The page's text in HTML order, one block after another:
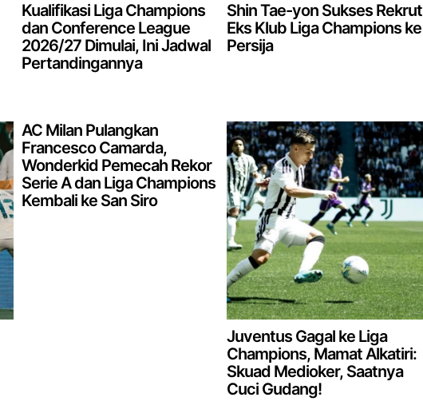
Kualifikasi Liga Champions
dan Conference League
2026/27 Dimulai, Ini Jadwal
Pertandingannya
Shin Tae-yon Sukses Rekrut
Eks Klub Liga Champions ke
Persija
AC Milan Pulangkan
Francesco Camarda,
Wonderkid Pemecah Rekor
Serie A dan Liga Champions
Kembali ke San Siro
Juventus Gagal ke Liga
Champions, Mamat Alkatiri:
Skuad Medioker, Saatnya
Cuci Gudang!